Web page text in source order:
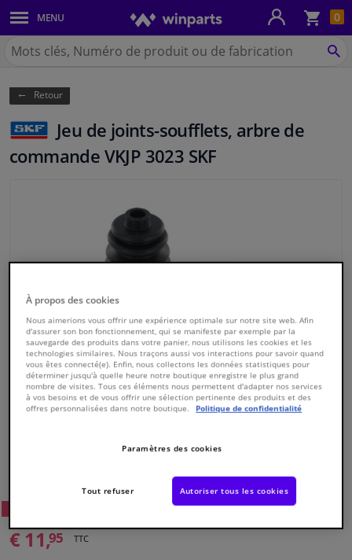
0
MENU
Carrosserie & tôles
Feux & ampoules
Freinage
Système d'échappement
Refroidissement & chauffage
Pièces moteur & accessoires
Filtres & liquides
Bagages & transport
Fenêtres & accessoires
Atelier & outils
Chercher
Winparts.be
Retour
Jeu de joints-soufflets, arbre de
commande VKJP 3023 SKF
7316574262113
€ 11,95 TTC
À propos des cookies
Nous aimerions vous offrir une expérience optimale sur notre site web. Afin
d'assurer son bon fonctionnement, qui se manifeste par exemple par la
sauvegarde des produits dans votre panier, nous utilisons les cookies et les
technologies similaires. Nous traçons aussi vos interactions pour savoir quand
vous êtes connecté(e). Enfin, nous collectons les données statistiques pour
déterminer jusqu'à quelle heure notre boutique enregistre le plus grand
nombre de visites. Tous ces éléments nous permettent d'adapter nos services
à vos besoins et de vous offrir une sélection pertinente des produits et des
offres personnalisées dans notre boutique.
Politique de confidentialité
Paramètres des cookies
Tout refuser Autoriser tous les cookies